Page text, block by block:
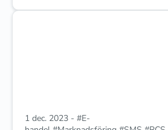
1 dec. 2023 - #E-